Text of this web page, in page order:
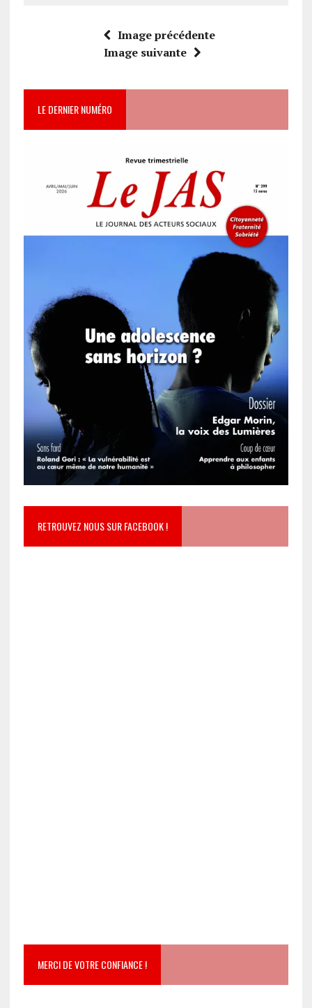
Image précédente
Image suivante
LE DERNIER NUMÉRO
RETROUVEZ NOUS SUR FACEBOOK !
MERCI DE VOTRE CONFIANCE !